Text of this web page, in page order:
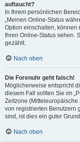
auftaucht?
In Ihrem persönlichen
„Meinen Online-Status
Option einschalten, können
Ihren Online-Status sehen.
gezählt.
Nach oben
Die Forenuhr geht falsch!
Möglicherweise entspricht
diesem Fall sollten Sie im
Zeitzone
von registrierten Benutzern
sind, ist dies ein guter
Nach oben